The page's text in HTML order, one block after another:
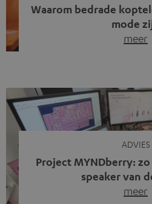
Waarom bedrade
mode
meer
tegenwoordig iets opvallends.
zelfs tijdens
mensen weer oordopjes met
kabels is niet verdwenen.ADVIES
Project MYNDberry:
speaker van
meer